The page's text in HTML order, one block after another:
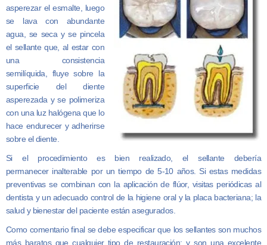
asperezar el esmalte, luego
se lava con abundante
agua, se seca y se pincela
el sellante que, al estar con
una consistencia
semilíquida, fluye sobre la
superficie del diente
asperezada y se polimeriza
con una luz halógena que lo
hace endurecer y adherirse
sobre el diente.
Si el procedimiento es bien realizado, el sellante debería
permanecer inalterable por un tiempo de 5-10 años. Si estas medidas
preventivas se combinan con la aplicación de flúor, visitas periódicas al
dentista y un adecuado control de la higiene oral y la placa bacteriana; la
salud y bienestar del paciente están asegurados.
Como comentario final se debe especificar que los sellantes son muchos
más baratos que cualquier tipo de restauración; y son una excelente